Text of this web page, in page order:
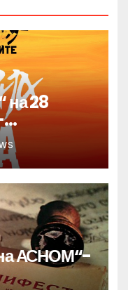
на 28
за
рудари
на АСНОМ“-